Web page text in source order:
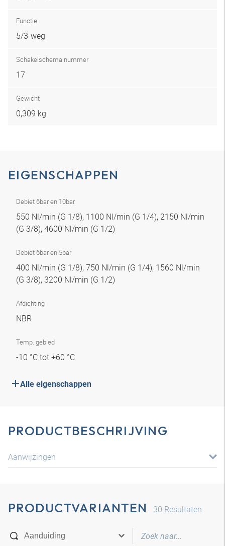
Functie
5/3-weg
Schakelschema nummer
17
Gewicht
0,309 kg
EIGENSCHAPPEN
Debiet 6bar en 10bar
550 Nl/min (G 1/8), 1100 Nl/min (G 1/4), 2150 Nl/min
(G 3/8), 4600 Nl/min (G 1/2)
Debiet 6bar en 5bar
400 Nl/min (G 1/8), 750 Nl/min (G 1/4), 1560 Nl/min
(G 3/8), 3200 Nl/min (G 1/2)
Afdichting
NBR
Temp. gebied
-10 °C tot +60 °C
Alle eigenschappen
PRODUCTBESCHRIJVING
Aanwijzingen
PRODUCTVARIANTEN 30 Resultaten